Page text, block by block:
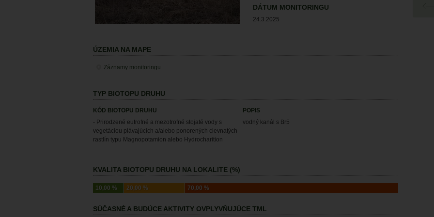
DÁTUM MONITORINGU
24.3.2025
ÚZEMIA NA MAPE
Záznamy monitoringu
TYP BIOTOPU DRUHU
KÓD BIOTOPU DRUHU
- Prirodzené eutrofné a mezotrofné stojaté vody s
vegetáciou plávajúcich a/alebo ponorených cievnatých
rastlín typu Magnopotamion alebo Hydrocharition
POPIS
vodný kanál s Br5
KVALITA BIOTOPU DRUHU NA LOKALITE (%)
10,00 % 20,00 % 70,00 %
SÚČASNÉ A BUDÚCE AKTIVITY OVPLYVŇUJÚCE TML